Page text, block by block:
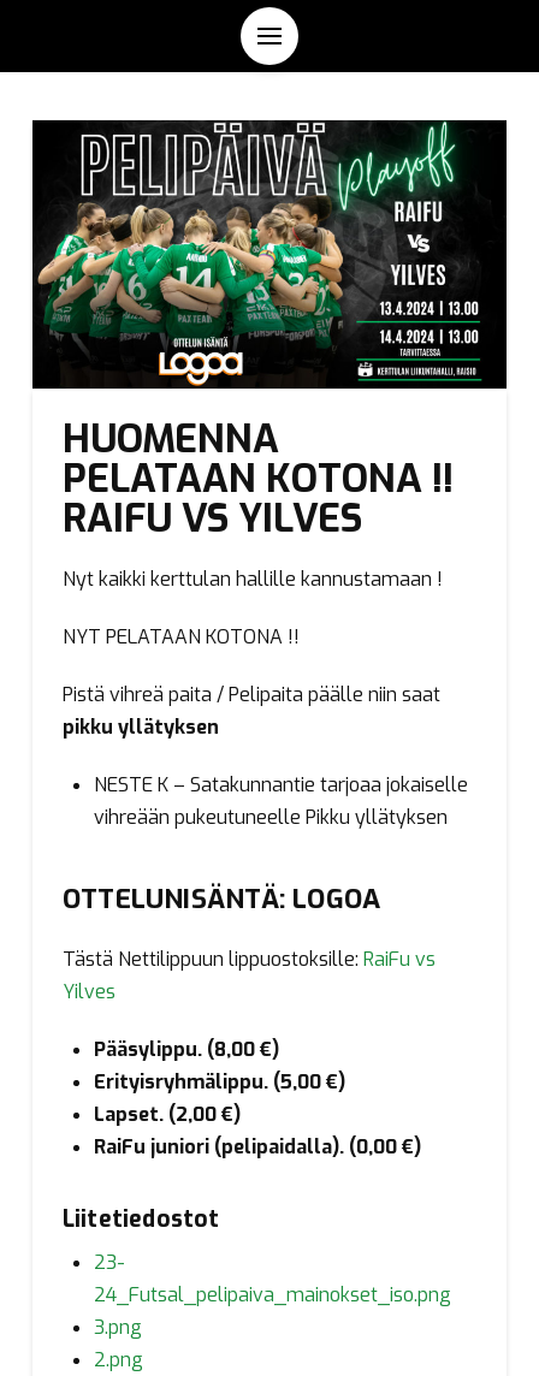
HUOMENNA
PELATAAN KOTONA !!
RAIFU VS YILVES
Nyt kaikki kerttulan hallille kannustamaan !
NYT PELATAAN KOTONA !!
Pistä vihreä paita / Pelipaita päälle niin saat
pikku yllätyksen
NESTE K – Satakunnantie tarjoaa jokaiselle
vihreään pukeutuneelle Pikku yllätyksen
OTTELUNISÄNTÄ: LOGOA
Tästä Nettilippuun lippuostoksille: RaiFu vs
Yilves
Pääsylippu. (8,00 €)
Erityisryhmälippu. (5,00 €)
Lapset. (2,00 €)
RaiFu juniori (pelipaidalla). (0,00 €)
Liitetiedostot
23-
24_Futsal_pelipaiva_mainokset_iso.png
3.png
2.png